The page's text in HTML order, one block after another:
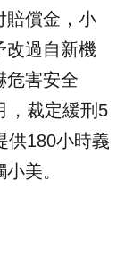
賠償金，小
改過自新機
危害安全
，裁定緩刑5
供180小時義
美。